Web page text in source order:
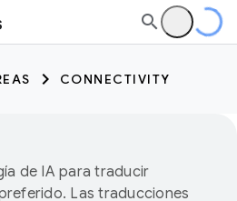
CONNECTIVITY
de IA para traducir
Las traducciones